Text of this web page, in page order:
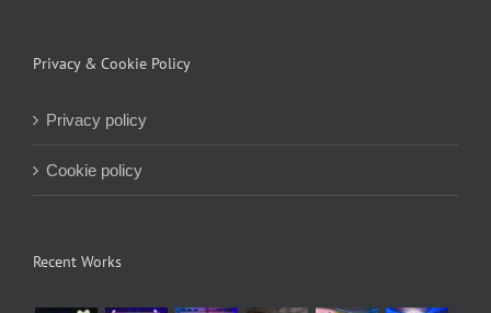
Privacy & Cookie Policy
Privacy policy
Cookie policy
Recent Works